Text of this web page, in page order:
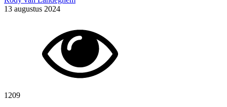
13 augustus 2024
1209